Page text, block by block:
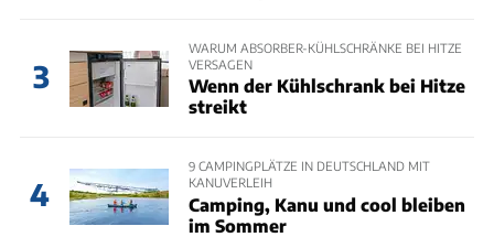
3
WARUM ABSORBER-KÜHLSCHRÄNKE BEI HITZE
VERSAGEN
Wenn der Kühlschrank bei Hitze
streikt
4
9 CAMPINGPLÄTZE IN DEUTSCHLAND MIT
KANUVERLEIH
Camping, Kanu und cool bleiben
im Sommer